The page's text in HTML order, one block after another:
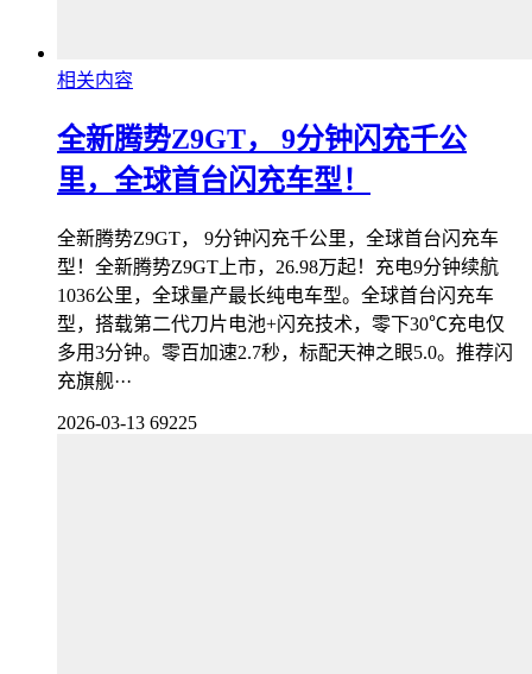
相关内容
全新腾势Z9GT， 9分钟闪充千公
里，全球首台闪充车型！
全新腾势Z9GT， 9分钟闪充千公里，全球首台闪充车
型！全新腾势Z9GT上市，26.98万起！充电9分钟续航
1036公里，全球量产最长纯电车型。全球首台闪充车
型，搭载第二代刀片电池+闪充技术，零下30℃充电仅
多用3分钟。零百加速2.7秒，标配天神之眼5.0。推荐闪
充旗舰···
2026-03-13 69225